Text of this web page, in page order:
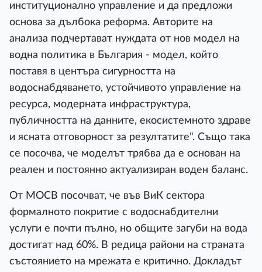
институционално управление и да предложи
основа за дълбока реформа. Авторите на
анализа подчертават нуждата от нов модел на
водна политика в България - модел, който
поставя в центъра сигурността на
водоснабдяването, устойчивото управление на
ресурса, модерната инфраструктура,
публичността на данните, екосистемното здраве
и ясната отговорност за резултатите". Също така
се посочва, че моделът трябва да е основан на
реален и постоянно актуализиран воден баланс.
От МОСВ посочват, че във ВиК сектора
формалното покритие с водоснабдителни
услуги е почти пълно, но общите загуби на вода
достигат над 60%. В редица райони на страната
състоянието на мрежата е критично. Докладът